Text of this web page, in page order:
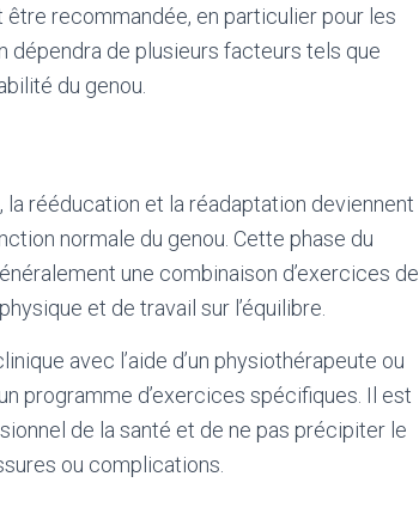
recommandée, en particulier pour les
dépendra de plusieurs facteurs tels que
du genou.
la rééducation et la réadaptation deviennent
normale du genou. Cette phase du
une combinaison d’exercices de
et de travail sur l’équilibre.
avec l’aide d’un physiothérapeute ou
programme d’exercices spécifiques. Il est
de la santé et de ne pas précipiter le
ou complications.